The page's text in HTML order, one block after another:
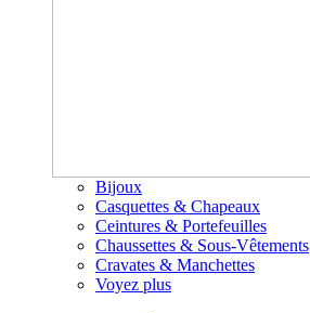
Bijoux
Casquettes & Chapeaux
Ceintures & Portefeuilles
Chaussettes & Sous-Vêtements
Cravates & Manchettes
Voyez plus